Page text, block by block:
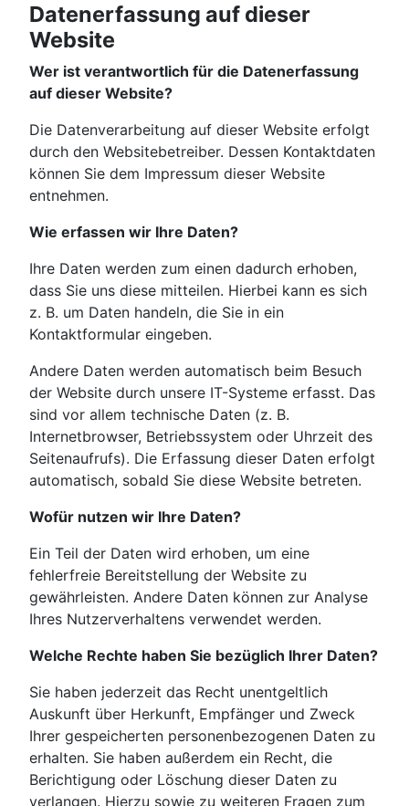
Datenerfassung auf dieser
Website
Wer ist verantwortlich für die Datenerfassung
auf dieser Website?
Die Datenverarbeitung auf dieser Website erfolgt
durch den Websitebetreiber. Dessen Kontaktdaten
können Sie dem Impressum dieser Website
entnehmen.
Wie erfassen wir Ihre Daten?
Ihre Daten werden zum einen dadurch erhoben,
dass Sie uns diese mitteilen. Hierbei kann es sich
z. B. um Daten handeln, die Sie in ein
Kontaktformular eingeben.
Andere Daten werden automatisch beim Besuch
der Website durch unsere IT-Systeme erfasst. Das
sind vor allem technische Daten (z. B.
Internetbrowser, Betriebssystem oder Uhrzeit des
Seitenaufrufs). Die Erfassung dieser Daten erfolgt
automatisch, sobald Sie diese Website betreten.
Wofür nutzen wir Ihre Daten?
Ein Teil der Daten wird erhoben, um eine
fehlerfreie Bereitstellung der Website zu
gewährleisten. Andere Daten können zur Analyse
Ihres Nutzerverhaltens verwendet werden.
Welche Rechte haben Sie bezüglich Ihrer Daten?
Sie haben jederzeit das Recht unentgeltlich
Auskunft über Herkunft, Empfänger und Zweck
Ihrer gespeicherten personenbezogenen Daten zu
erhalten. Sie haben außerdem ein Recht, die
Berichtigung oder Löschung dieser Daten zu
verlangen. Hierzu sowie zu weiteren Fragen zum